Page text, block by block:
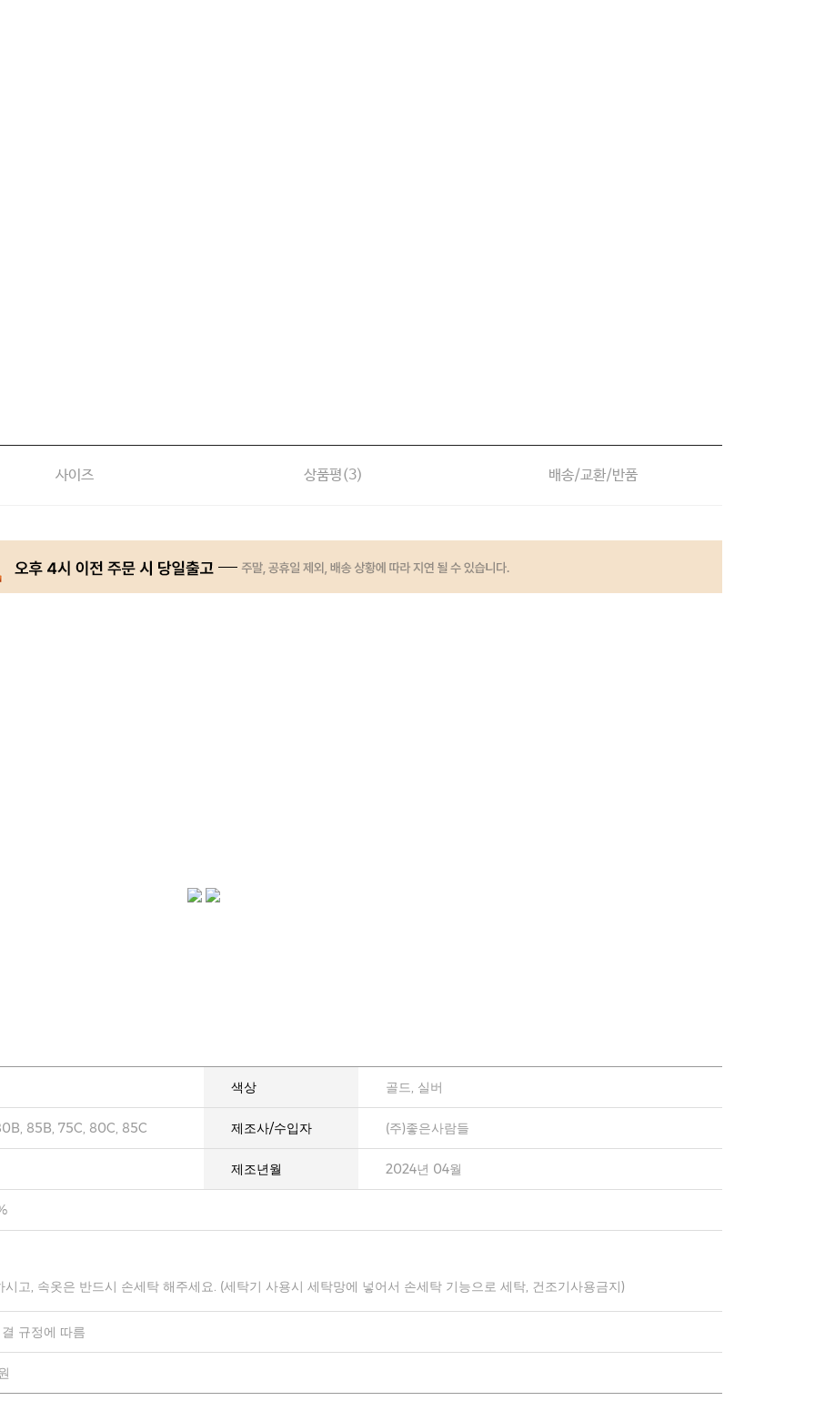
사이즈 상품평(3) 배송/교환/반품
색상 골드, 실버
85B, 75C, 80C, 85C 제조사/수입자 (주)좋은사람들
제조년월 2024년 04월
고, 속옷은 반드시 손세탁 해주세요. (세탁기 사용시 세탁망에 넣어서 손세탁 기능으로 세탁, 건조기사용금지)
규정에 따름